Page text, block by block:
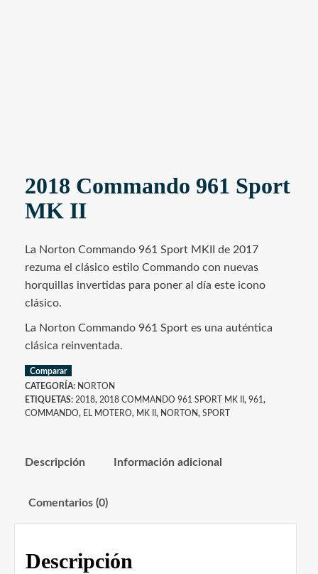
2018 Commando 961 Sport
MK II
La Norton Commando 961 Sport MKII de 2017
rezuma el clásico estilo Commando con nuevas
horquillas invertidas para poner al día este icono
clásico.
La Norton Commando 961 Sport es una auténtica
clásica reinventada.
Comparar
CATEGORÍA: NORTON
ETIQUETAS: 2018, 2018 COMMANDO 961 SPORT MK II , 961 ,
COMMANDO, EL MOTERO, MK II , NORTON, SPORT
Descripción Información adicional
Comentarios (0)
Descripción